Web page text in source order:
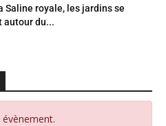
Saline royale, les jardins se
autour du...
évènement.